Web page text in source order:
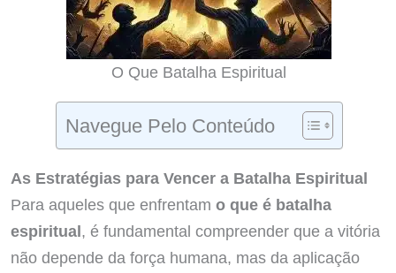
O Que Batalha Espiritual
Navegue Pelo Conteúdo
As Estratégias para Vencer a Batalha Espiritual
Para aqueles que enfrentam o que é batalha
espiritual, é fundamental compreender que a vitória
não depende da força humana, mas da aplicação